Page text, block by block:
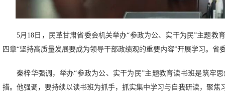
5月18日，民革甘肃省委会机关举办“参政为公、实干为民”主题
四章“坚持高质量发展要成为领导干部政绩观的重要内容”开展学习。省
秦梓华强调，举办“参政为公、实干为民”主题教育读书班是筑牢
措。他强调，要持续以读书班为抓手，抓实集中学习与自我研读，聚